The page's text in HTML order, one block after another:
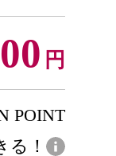
円
POINT
る！